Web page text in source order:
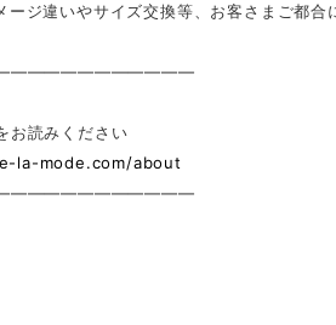
ジ違いやサイズ交換等、お客さまご都合
お読みください
la-mode.com/about